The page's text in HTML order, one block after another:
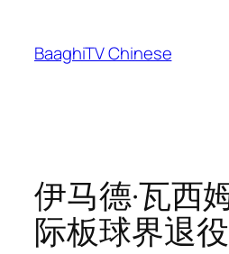
content
BaaghiTV Chinese
伊马德·瓦西
际板球界退役